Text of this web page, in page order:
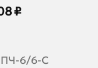
₽
6/6-С